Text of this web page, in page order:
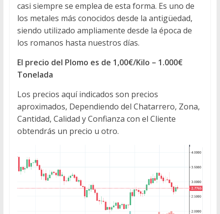
casi siempre se emplea de esta forma. Es uno de
los metales más conocidos desde la antigüedad,
siendo utilizado ampliamente desde la época de
los romanos hasta nuestros días.
El precio del Plomo es de 1,00€/Kilo – 1.000€
Tonelada
Los precios aquí indicados son precios
aproximados, Dependiendo del Chatarrero, Zona,
Cantidad, Calidad y Confianza con el Cliente
obtendrás un precio u otro.